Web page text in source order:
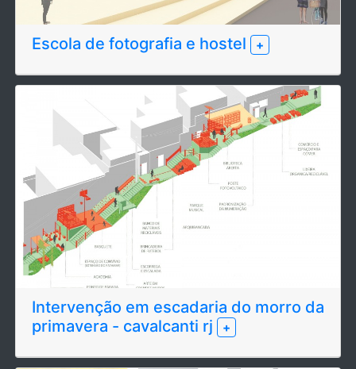
Escola de fotografia e hostel +
Intervenção em escadaria do morro da
primavera - cavalcanti rj
+